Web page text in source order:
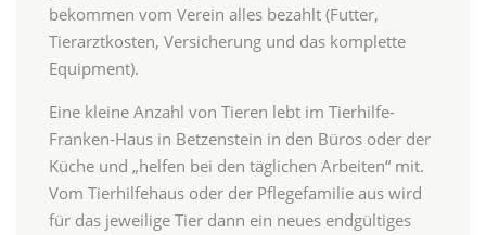
bekommen vom Verein alles bezahlt (Futter,
Tierarztkosten, Versicherung und das komplette
Equipment).
Eine kleine Anzahl von Tieren lebt im Tierhilfe-
Franken-Haus in Betzenstein in den Büros oder der
Küche und „helfen bei den täglichen Arbeiten“ mit.
Vom Tierhilfehaus oder der Pflegefamilie aus wird
für das jeweilige Tier dann ein neues endgültiges